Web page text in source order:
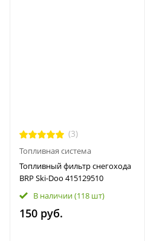
(3)
Топливная система
Топливный фильтр снегохода
BRP Ski-Doo 415129510
В наличии(118 шт)
150 руб.